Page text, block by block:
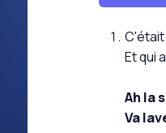
C'était
Et qui
Ah la
Va